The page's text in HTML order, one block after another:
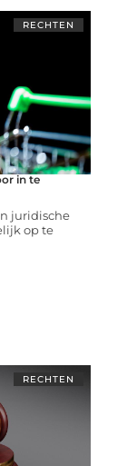
RECHTEN
in te
juridische
op te
RECHTEN